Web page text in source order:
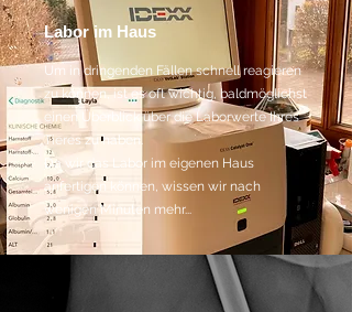
Labor im Haus
Um in dringenden Fällen schnell reagieren
zu können, ist es oft wichtig, baldmöglichst
einen Überblick über die Laborwerte Ihres
Tieres zu haben.
Da wir das Labor im eigenen Haus
anfertigen können, wissen wir nach
wenigen Minuten mehr...